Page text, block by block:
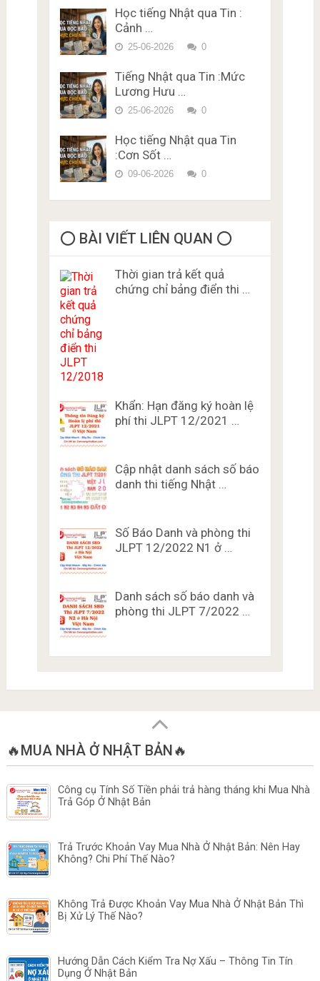
Đề thi trắc nghiệm Lý thuyết
bằng lái xe ở Nhật Bản Miễn
Phí Karimen 10 câu Đề 5
Vựng – Chữ Hán Đề 15
Học tiếng Nhật qua Tin :
Cảnh …
25-06-2026 0
Tiếng Nhật qua Tin :Mức
Lương Hưu …
25-06-2026 0
Học tiếng Nhật qua Tin
:Cơn Sốt …
09-06-2026 0
⭕️ BÀI VIẾT LIÊN QUAN ⭕️
Thời gian trả kết quả
chứng chỉ bảng điển thi …
Khẩn: Hạn đăng ký hoàn lệ
phí thi JLPT 12/2021 …
Cập nhật danh sách số báo
danh thi tiếng Nhật …
Số Báo Danh và phòng thi
JLPT 12/2022 N1 ở …
Danh sách số báo danh và
phòng thi JLPT 7/2022 …
🔥MUA NHÀ Ở NHẬT BẢN🔥
Công cụ Tính Số Tiền phải trả hàng tháng khi Mua Nhà
Trả Góp Ở Nhật Bản
Trả Trước Khoản Vay Mua Nhà Ở Nhật Bản: Nên Hay
Không? Chi Phí Thế Nào?
Không Trả Được Khoản Vay Mua Nhà Ở Nhật Bản Thì
Bị Xử Lý Thế Nào?
Hướng Dẫn Cách Kiểm Tra Nợ Xấu – Thông Tin Tín
Dụng Ở Nhật Bản